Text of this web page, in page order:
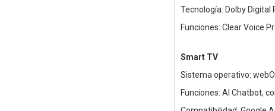
Tecnología: Dolby Digital
Funciones: Clear Voice
Smart TV
Sistema operativo:
Funciones: AI Chatbot,